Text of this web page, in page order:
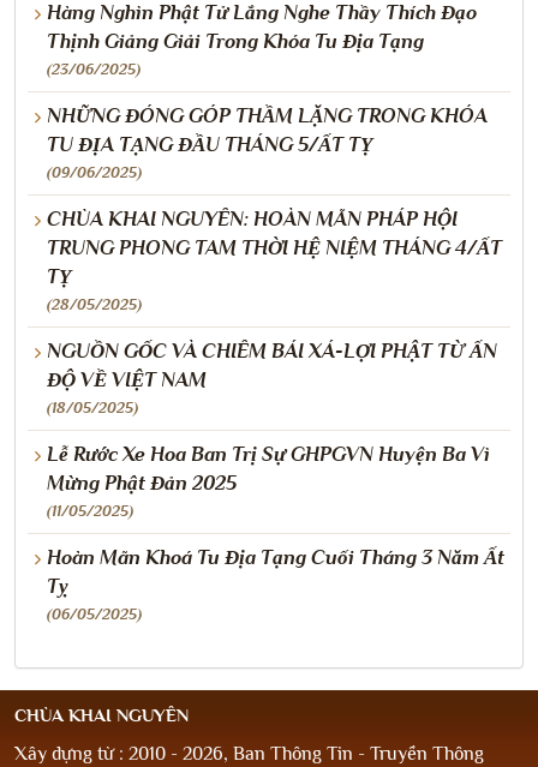
Hàng Nghìn Phật Tử Lắng Nghe Thầy Thích Đạo
Thịnh Giảng Giải Trong Khóa Tu Địa Tạng
(23/06/2025)
NHỮNG ĐÓNG GÓP THẦM LẶNG TRONG KHÓA
TU ĐỊA TẠNG ĐẦU THÁNG 5/ẤT TỴ
(09/06/2025)
CHÙA KHAI NGUYÊN: HOÀN MÃN PHÁP HỘI
TRUNG PHONG TAM THỜI HỆ NIỆM THÁNG 4/ẤT
TỴ
(28/05/2025)
NGUỒN GỐC VÀ CHIÊM BÁI XÁ-LỢI PHẬT TỪ ẤN
ĐỘ VỀ VIỆT NAM
(18/05/2025)
Lễ Rước Xe Hoa Ban Trị Sự GHPGVN Huyện Ba Vì
Mừng Phật Đản 2025
(11/05/2025)
Hoàn Mãn Khoá Tu Địa Tạng Cuối Tháng 3 Năm Ất
Tỵ
(06/05/2025)
CHÙA KHAI NGUYÊN
Xây dựng từ : 2010 - 2026, Ban Thông Tin - Truyền Thông